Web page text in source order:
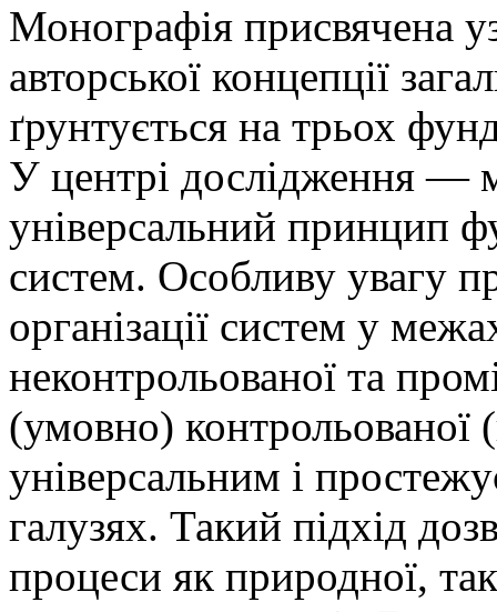
Монографія присвячена
авторської концепції
ґрунтується на трьох
У центрі дослідження —
універсальний принцип
систем. Особливу увагу
організації систем у
неконтрольованої та
(умовно) контрольованої
універсальним і
галузях. Такий підхід
процеси як природної, так